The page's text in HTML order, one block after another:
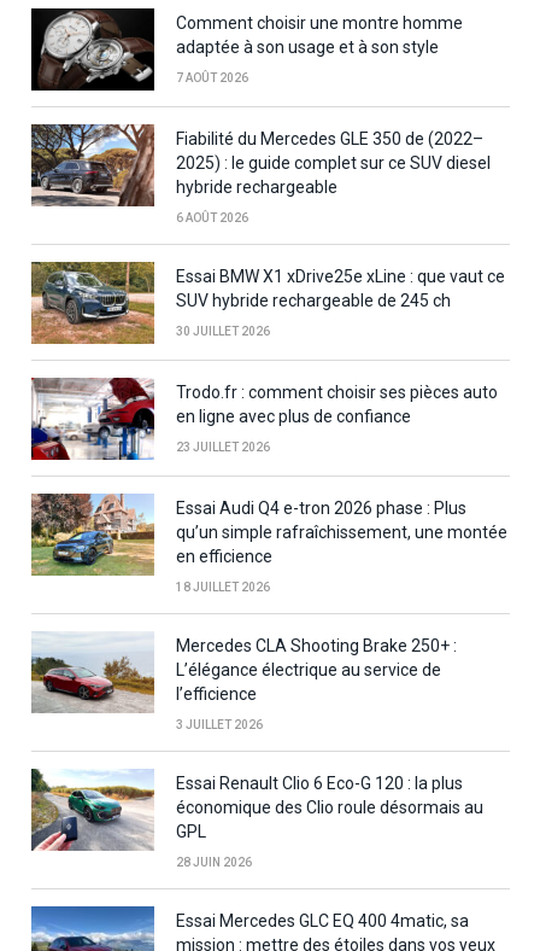
Comment choisir une montre homme
adaptée à son usage et à son style
7 AOÛT 2026
Fiabilité du Mercedes GLE 350 de (2022–
2025) : le guide complet sur ce SUV diesel
hybride rechargeable
6 AOÛT 2026
Essai BMW X1 xDrive25e xLine : que vaut ce
SUV hybride rechargeable de 245 ch
30 JUILLET 2026
Trodo.fr : comment choisir ses pièces auto
en ligne avec plus de confiance
23 JUILLET 2026
Essai Audi Q4 e-tron 2026 phase : Plus
qu’un simple rafraîchissement, une montée
en efficience
18 JUILLET 2026
Mercedes CLA Shooting Brake 250+ :
L’élégance électrique au service de
l’efficience
3 JUILLET 2026
Essai Renault Clio 6 Eco-G 120 : la plus
économique des Clio roule désormais au
GPL
28 JUIN 2026
Essai Mercedes GLC EQ 400 4matic, sa
mission : mettre des étoiles dans vos yeux